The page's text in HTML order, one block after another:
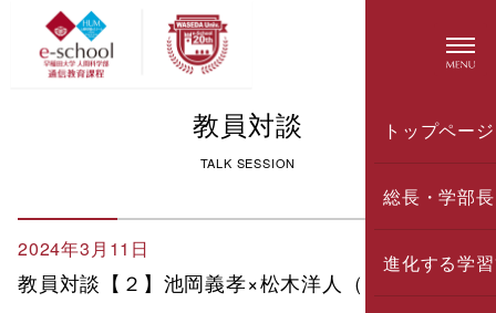
トップページ
総長・学部
進化する学
教員対談
TALK SESSION
2024年3月11日
教員対談【２】池岡義孝×松木洋人（中編）